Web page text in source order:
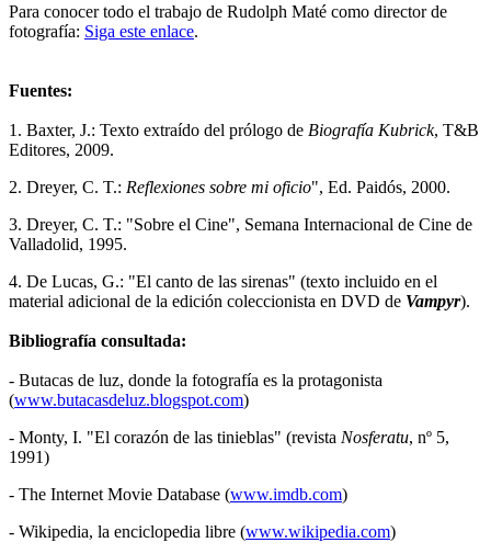
Para conocer todo el trabajo de Rudolph Maté como director de
fotografía: Siga este enlace.
Fuentes:
1. Baxter, J.: Texto extraído del prólogo de Biografía Kubrick, T&B
Editores, 2009.
2. Dreyer, C. T.: Reflexiones sobre mi oficio", Ed. Paidós, 2000.
3. Dreyer, C. T.: "Sobre el Cine", Semana Internacional de Cine de
Valladolid, 1995.
4. De Lucas, G.: "El canto de las sirenas" (texto incluido en el
material adicional de la edición coleccionista en DVD de Vampyr).
Bibliografía consultada:
- Butacas de luz, donde la fotografía es la protagonista
(www.butacasdeluz.blogspot.com)
- Monty, I. "El corazón de las tinieblas" (revista Nosferatu, nº 5,
1991)
- The Internet Movie Database (www.imdb.com)
- Wikipedia, la enciclopedia libre (www.wikipedia.com)